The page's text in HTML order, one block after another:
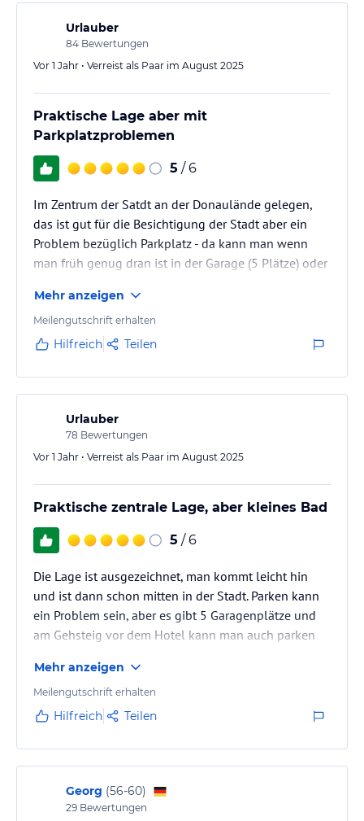
Urlauber
84 Bewertungen
Vor 1 Jahr • Verreist als Paar im August 2025
Praktische Lage aber mit
Parkplatzproblemen
5 / 6
Im Zentrum der Satdt an der Donaulände gelegen,
das ist gut für die Besichtigung der Stadt aber ein
Problem bezüglich Parkplatz - da kann man wenn
man früh genug dran ist in der Garage (5 Plätze) oder
Sondergenehmigung, ausgestellt vom Hotel) sein
Auto abstellen. Aber wegfahren für einen Ausflug
kann ein Problem sein weil zB bei unserem
als Plätze waren. Und manche Leute parken auch sehr
grosszügig. Lösung war für uns dann…
Mehr anzeigen
Meilengutschrift erhalten
Hilfreich Teilen
Urlauber
78 Bewertungen
Vor 1 Jahr • Verreist als Paar im August 2025
Praktische zentrale Lage, aber kleines Bad
5 / 6
Die Lage ist ausgezeichnet, man kommt leicht hin
und ist dann schon mitten in der Stadt. Parken kann
ein Problem sein, aber es gibt 5 Garagenplätze und
am Gehsteig vor dem Hotel kann man auch parken
Unser Zimmer hat zur Donau geschaut und war recht
geräumig und ruhig. Das Bad war allerdings ziemlich
klein und hatte kaum Ablageflächen - da hätte sich
Frühstück (Buffet) ok.
Mehr anzeigen
Meilengutschrift erhalten
Hilfreich Teilen
Georg (56-60)
29 Bewertungen